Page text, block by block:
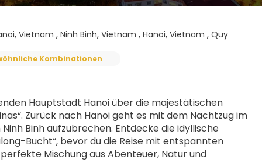
Vietnam , Ninh Binh, Vietnam , Hanoi, Vietnam , Quy
Kombinationen
Hauptstadt Hanoi über die majestätischen
Zurück nach Hanoi geht es mit dem Nachtzug im
Binh aufzubrechen. Entdecke die idyllische
Bucht“, bevor du die Reise mit entspannten
Mischung aus Abenteuer, Natur und